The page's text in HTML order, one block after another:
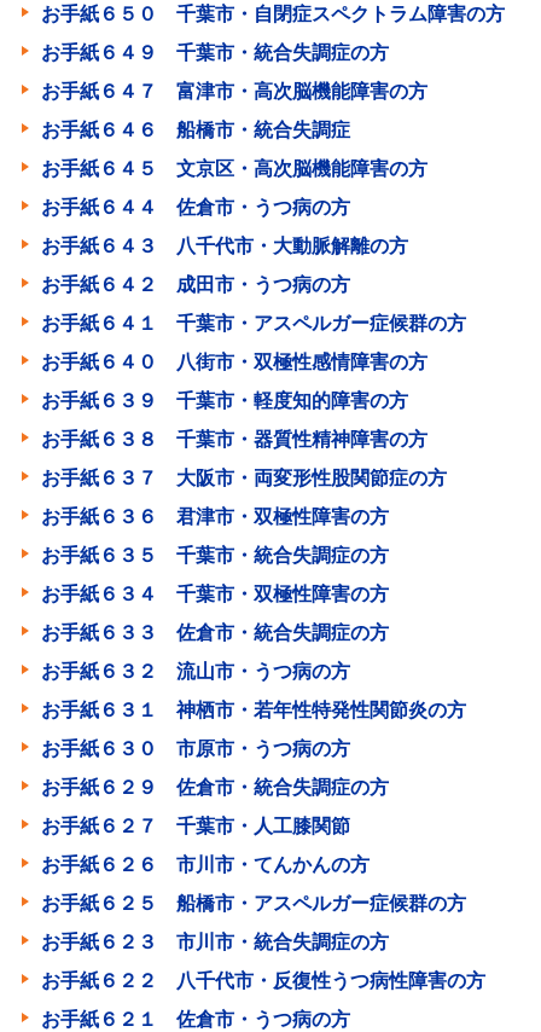
お手紙６５０ 千葉市・自閉症スペクトラム障害の方
お手紙６４９ 千葉市・統合失調症の方
お手紙６４７ 富津市・高次脳機能障害の方
お手紙６４６ 船橋市・統合失調症
お手紙６４５ 文京区・高次脳機能障害の方
お手紙６４４ 佐倉市・うつ病の方
お手紙６４３ 八千代市・大動脈解離の方
お手紙６４２ 成田市・うつ病の方
お手紙６４１ 千葉市・アスペルガー症候群の方
お手紙６４０ 八街市・双極性感情障害の方
お手紙６３９ 千葉市・軽度知的障害の方
お手紙６３８ 千葉市・器質性精神障害の方
お手紙６３７ 大阪市・両変形性股関節症の方
お手紙６３６ 君津市・双極性障害の方
お手紙６３５ 千葉市・統合失調症の方
お手紙６３４ 千葉市・双極性障害の方
お手紙６３３ 佐倉市・統合失調症の方
お手紙６３２ 流山市・うつ病の方
お手紙６３１ 神栖市・若年性特発性関節炎の方
お手紙６３０ 市原市・うつ病の方
お手紙６２９ 佐倉市・統合失調症の方
お手紙６２７ 千葉市・人工膝関節
お手紙６２６ 市川市・てんかんの方
お手紙６２５ 船橋市・アスペルガー症候群の方
お手紙６２３ 市川市・統合失調症の方
お手紙６２２ 八千代市・反復性うつ病性障害の方
お手紙６２１ 佐倉市・うつ病の方